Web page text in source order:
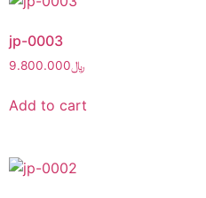
jp-0003
﷼9.800.000
Add to cart